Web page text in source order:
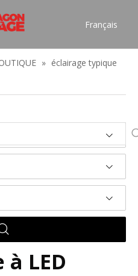
Français
Pусский
العربية
» éclairage typique
LED